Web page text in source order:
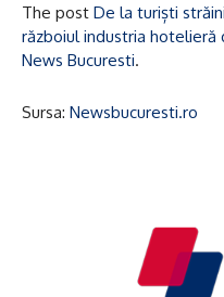
The post De la turiști
războiul industria hotelieră
News Bucuresti.
Sursa: Newsbucuresti.ro